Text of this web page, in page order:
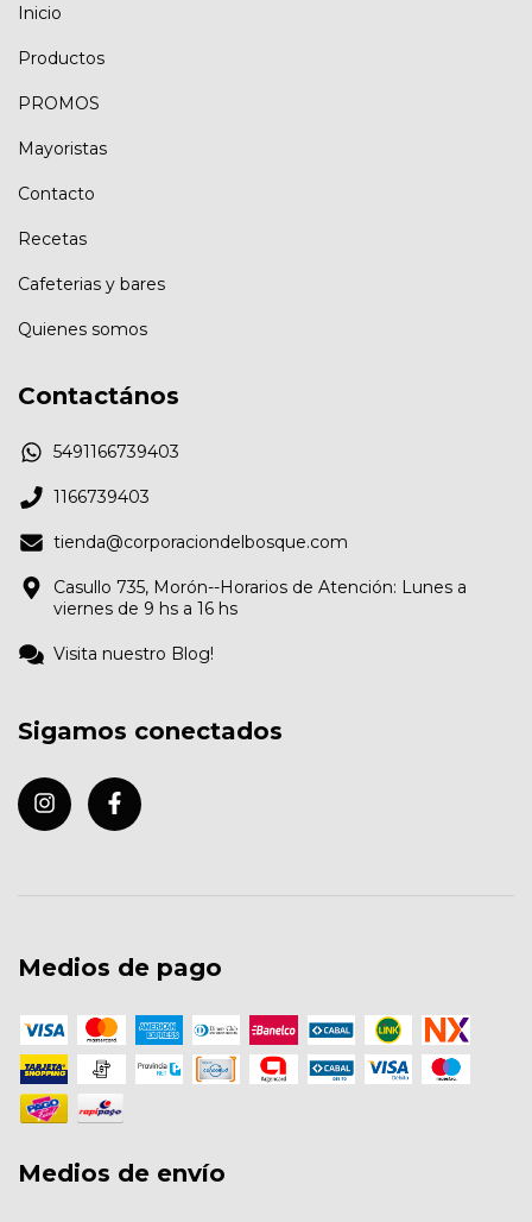
Inicio
Productos
PROMOS
Mayoristas
Contacto
Recetas
Cafeterias y bares
Quienes somos
Contactános
5491166739403
1166739403
tienda@corporaciondelbosque.com
Casullo 735, Morón--Horarios de Atención: Lunes a
viernes de 9 hs a 16 hs
Visita nuestro Blog!
Sigamos conectados
Medios de pago
Medios de envío